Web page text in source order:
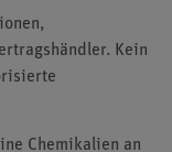
Kein
Chemikalien an